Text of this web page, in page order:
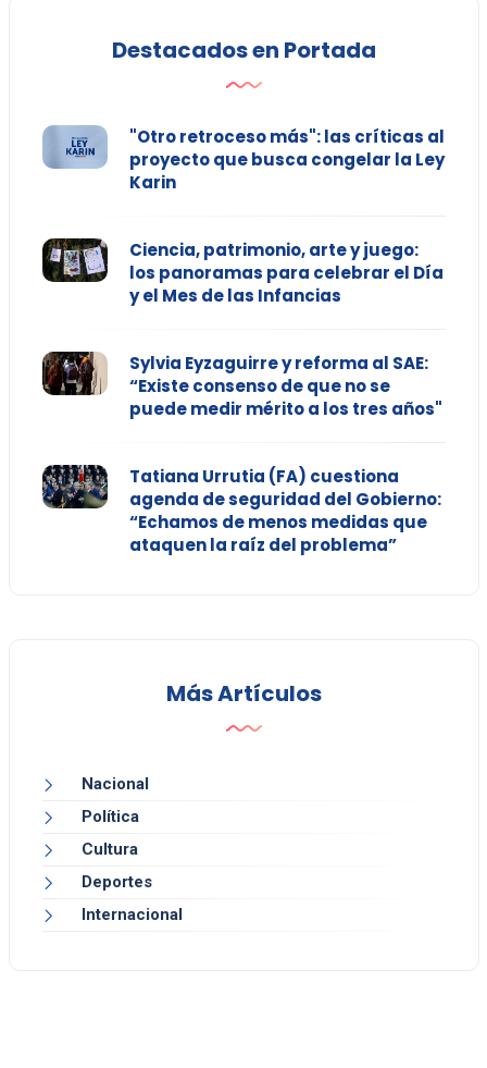
Destacados en Portada
"Otro retroceso más": las críticas al
proyecto que busca congelar la Ley
Karin
Ciencia, patrimonio, arte y juego:
los panoramas para celebrar el Día
y el Mes de las Infancias
Sylvia Eyzaguirre y reforma al SAE:
“Existe consenso de que no se
puede medir mérito a los tres años"
Tatiana Urrutia (FA) cuestiona
agenda de seguridad del Gobierno:
“Echamos de menos medidas que
ataquen la raíz del problema”
Más Artículos
Nacional
Política
Cultura
Deportes
Internacional